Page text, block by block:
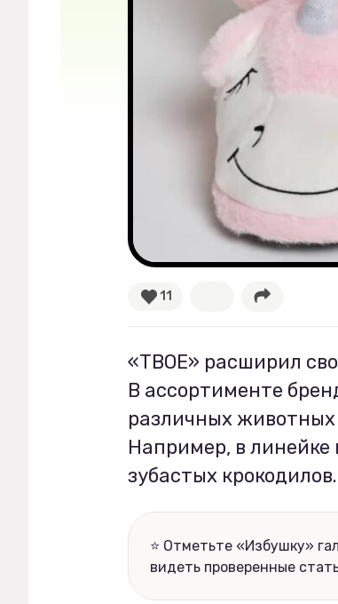
11
«ТВОЕ» расширил
В ассортименте
различных животных
Например, в
зубастых крокодилов.
⭐ Отметьте «Избушку»
видеть проверенные